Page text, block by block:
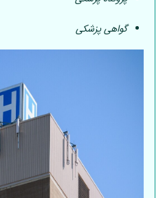
گواهی پزشکی